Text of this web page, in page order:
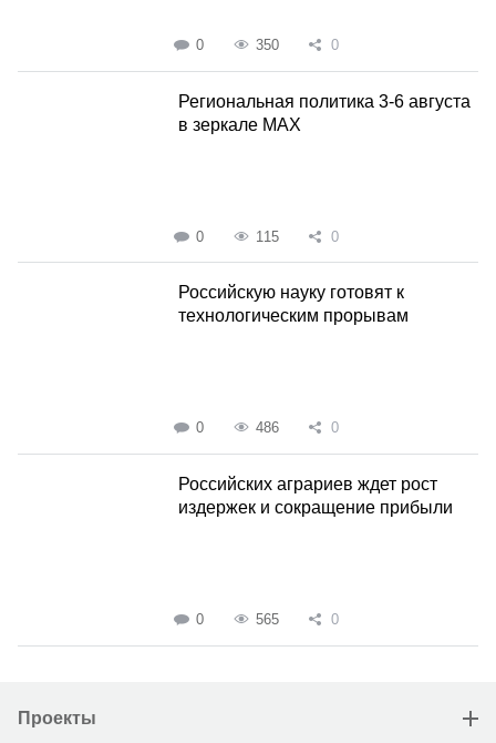
0 350 0
Региональная политика 3-6 августа
в зеркале MAX
0 115 0
Российскую науку готовят к
технологическим прорывам
0 486 0
Российских аграриев ждет рост
издержек и сокращение прибыли
0 565 0
Проекты